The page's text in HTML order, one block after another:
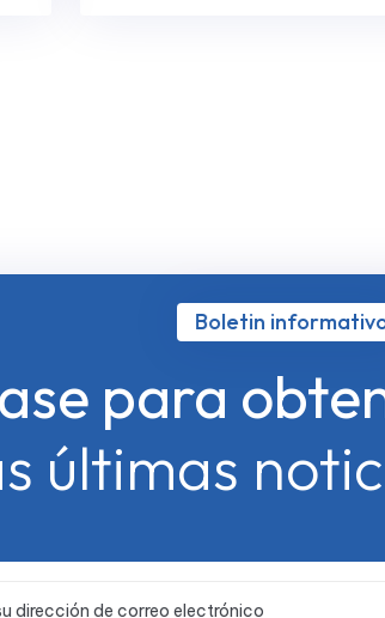
Boletin informativo
para
últimas